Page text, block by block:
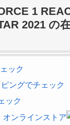
1
2021 の
ック
ングでチェック
ック
オンラインストア